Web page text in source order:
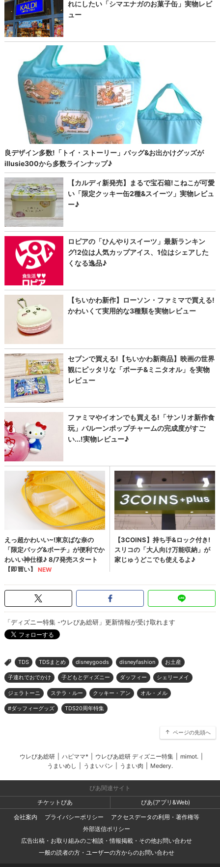
「ディズニー特集 -ウレぴあ総研」更新情報が受け取れます
> TDS TDSまとめ disneygoods disneyfashion お土産
子連れでおでかけ 子どもとディズニー ダッフィー シェリーメイ
ジェラトーニ ステラ・ルー クッキー・アン オル・メル
#ダッフィーグッズ TDS20周年特集
ページの先頭へ
ウレぴあ総研 ハピママ* ウレぴあ総研 ディズニー特集 mimot.
うまいめし
うまいパン うまい肉 Medery.
ぴあ関連サイト
チケットぴあ
ぴあ(アプリ&Web)
会社案内
プライバシーポリシー
アクセスデータの利用・著作権等
外部送信ポリシー
広告出稿・お取り組みのご相談・情報掲載・その他お問い合わせ
一般の読者の方・ユーザーの方からのお問い合わせ